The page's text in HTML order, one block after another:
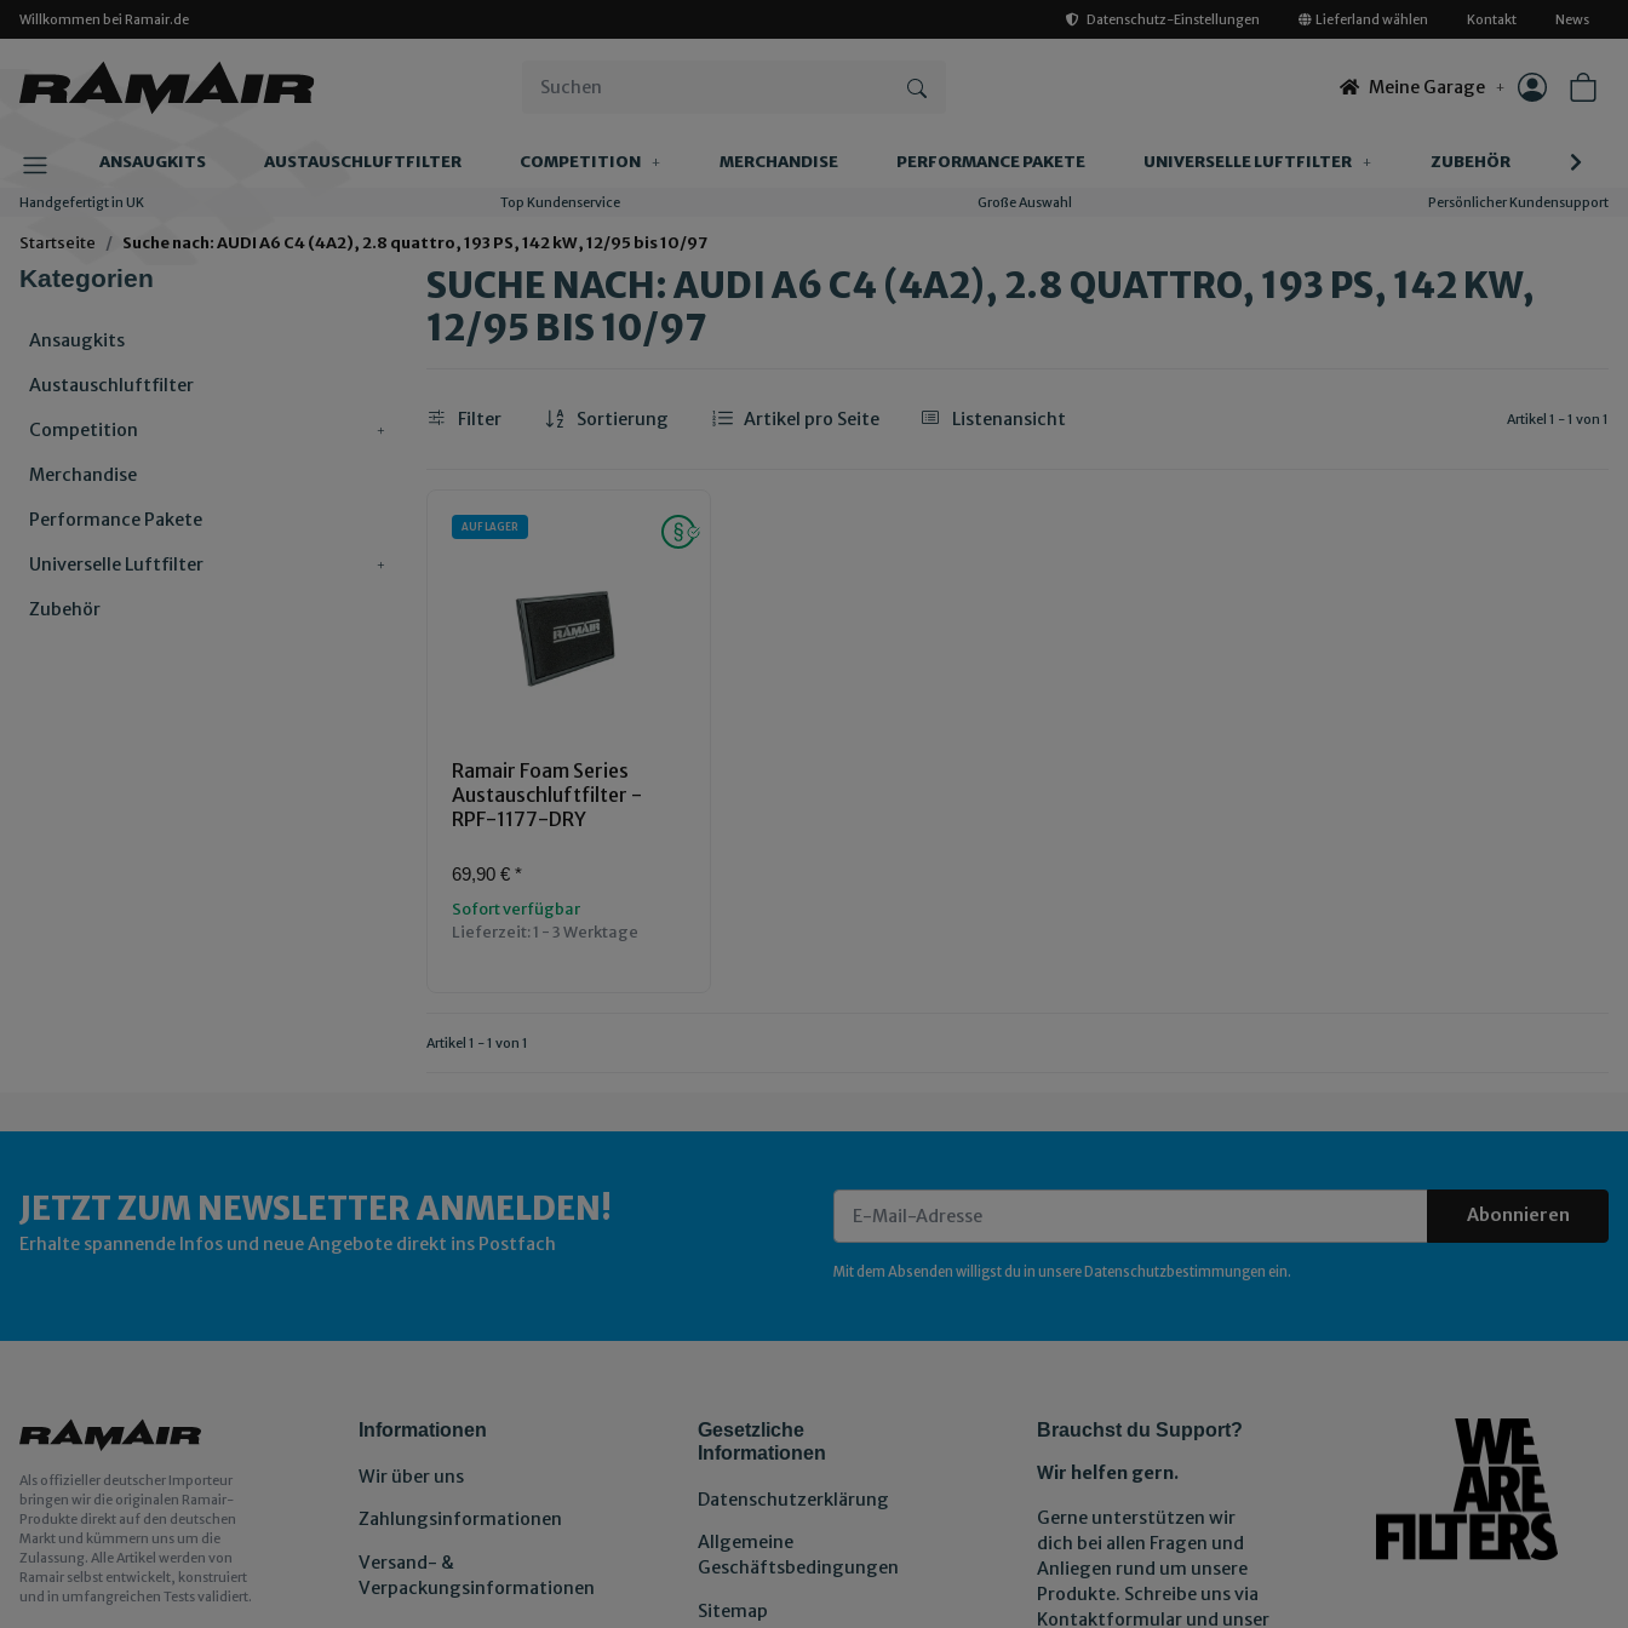
Willkommen bei Ramair.de Datenschutz-Einstellungen Lieferland wählen Kontakt News
Meine Garage
ANSAUGKITS AUSTAUSCHLUFTFILTER COMPETITION MERCHANDISE PERFORMANCE PAKETE UNIVERSELLE LUFTFILTER ZUBEHÖR
Handgefertigt in UK Top Kundenservice Große Auswahl Persönlicher Kundensupport
Startseite Suche nach: AUDI A6 C4 (4A2), 2.8 quattro, 193 PS, 142 kW, 12/95 bis 10/97
SUCHE NACH: AUDI A6 C4 (4A2), 2.8 QUATTRO, 193 PS, 142 KW,
12/95 BIS 10/97
Filter Sortierung Artikel pro Seite Listenansicht Artikel 1 - 1 von 1
AUF LAGER
Ramair Foam Series
Austauschluftfilter -
RPF-1177-DRY
69,90 € *
Sofort verfügbar
Lieferzeit:1 - 3 Werktage
Artikel 1 - 1 von 1
Kategorien
Ansaugkits
Austauschluftfilter
Competition
Merchandise
Performance Pakete
Universelle Luftfilter
Zubehör
JETZT ZUM NEWSLETTER ANMELDEN!
Erhalte spannende Infos und neue Angebote direkt ins Postfach
Abonnieren
Mit dem Absenden willigst du in unsereDatenschutzbestimmungen ein.
Als offizieller deutscher Importeur
bringen wir die originalen Ramair-
Produkte direkt auf den deutschen
Markt und kümmern uns um die
Zulassung. Alle Artikel werden von
Ramair selbst entwickelt, konstruiert
und in umfangreichen Tests validiert.
Informationen
Wir über uns
Zahlungsinformationen
Versand- &
Verpackungsinformationen
Gesetzliche
Informationen
Datenschutzerklärung
Allgemeine
Geschäftsbedingungen
Sitemap
Brauchst du Support?
Wir helfen gern.
Gerne unterstützen wir
dich bei allen Fragen und
Anliegen rund um unsere
Produkte. Schreibe uns via
Kontaktformular und unser